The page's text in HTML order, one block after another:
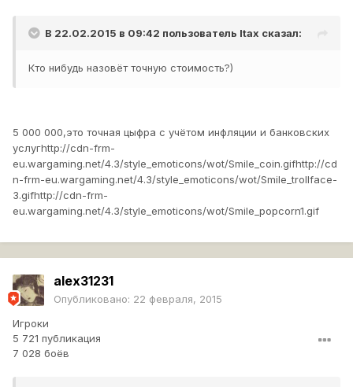
В 22.02.2015 в 09:42 пользователь Itax сказал:
Кто нибудь назовёт точную стоимость?)
5 000 000,это точная цыфра с учётом инфляции и банковских
услугhttp://cdn-frm-
eu.wargaming.net/4.3/style_emoticons/wot/Smile_coin.gifhttp://cd
n-frm-eu.wargaming.net/4.3/style_emoticons/wot/Smile_trollface-
3.gifhttp://cdn-frm-
eu.wargaming.net/4.3/style_emoticons/wot/Smile_popcorn1.gif
alex31231
Опубликовано: 22 февраля, 2015
Игроки
5 721 публикация
7 028 боёв